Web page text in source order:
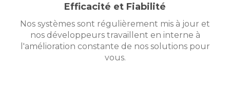
Efficacité et Fiabilité
Nos systèmes sont régulièrement mis à jour et
nos développeurs travaillent en interne à
l'amélioration constante de nos solutions pour
vous.